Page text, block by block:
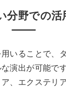
分野での活
いることで、
演出が可能で
、エクステリ